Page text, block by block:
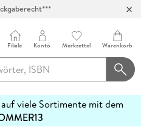
Filiale Konto Merkzettel Warenkorb
viele Sortimente mit dem